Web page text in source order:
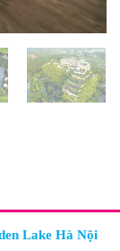
Lake Hà Nội